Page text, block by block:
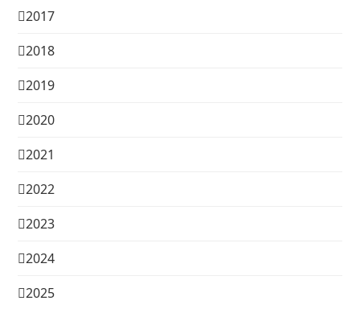
2017
2018
2019
2020
2021
2022
2023
2024
2025